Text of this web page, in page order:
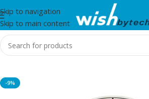
Skip to navigation
Skip to main content
Home/IT
-9%